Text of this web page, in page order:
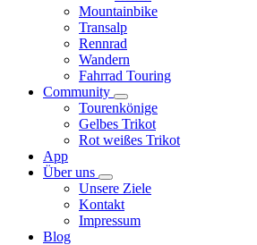
Mountainbike
Transalp
Rennrad
Wandern
Fahrrad Touring
Community
Tourenkönige
Gelbes Trikot
Rot weißes Trikot
App
Über uns
Unsere Ziele
Kontakt
Impressum
Blog